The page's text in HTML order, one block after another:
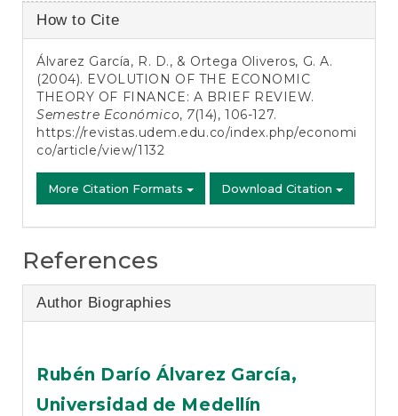
Article
Details
How to Cite
Álvarez García, R. D., & Ortega Oliveros, G. A.
(2004). EVOLUTION OF THE ECONOMIC
THEORY OF FINANCE: A BRIEF REVIEW.
Semestre Económico, 7(14), 106-127.
https://revistas.udem.edu.co/index.php/economi
co/article/view/1132
More Citation Formats Download Citation
References
Author Biographies
Rubén Darío Álvarez García,
Universidad de Medellín